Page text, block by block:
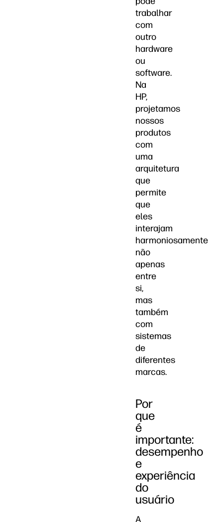
trabalhar
com
outro
hardware
ou
software.
Na
HP,
projetamos
nossos
produtos
com
uma
arquitetura
que
permite
que
eles
interajam
harmoniosamente
não
apenas
entre
si,
mas
também
com
sistemas
de
diferentes
marcas.
Por
que
é
importante:
desempenho
e
experiência
do
usuário
A